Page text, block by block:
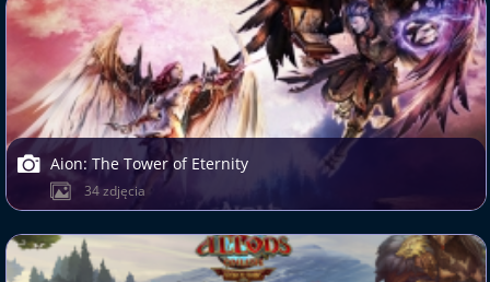
Aion: The Tower of Eternity
34 zdjęcia